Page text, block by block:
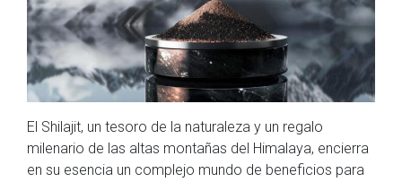
El Shilajit, un tesoro de la naturaleza y un regalo
milenario de las altas montañas del Himalaya, encierra
en su esencia un complejo mundo de beneficios para